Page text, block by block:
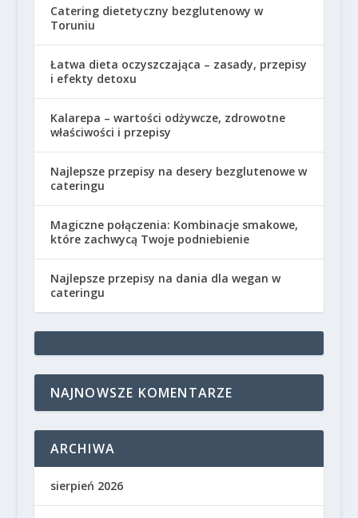
Catering dietetyczny bezglutenowy w
Toruniu
Łatwa dieta oczyszczająca – zasady, przepisy
i efekty detoxu
Kalarepa – wartości odżywcze, zdrowotne
właściwości i przepisy
Najlepsze przepisy na desery bezglutenowe w
cateringu
Magiczne połączenia: Kombinacje smakowe,
które zachwycą Twoje podniebienie
Najlepsze przepisy na dania dla wegan w
cateringu
NAJNOWSZE KOMENTARZE
ARCHIWA
sierpień 2026